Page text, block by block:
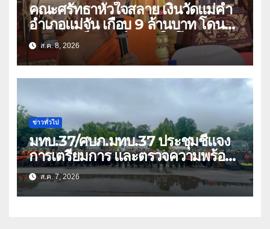
คณะศรัทธาหัวใจสลาย เงินวัดแม่คำ
อำเภอแม่จัน เกือบ 9 ล้านบาท โดน
แก๊งคอลเซ็นเตอร์หลอกให้โอนข้ามปีก
ว่า 66 บัญชี
ส.ค. 8, 2026
ข่าวทั่วไป
มทบ.37/ศบภ.มทบ.37 ประชุมชี้แจง
การเตรียมการ และตรวจความพร้อม
ด้านการบรรเทาสาธารณภัย
ส.ค. 7, 2026